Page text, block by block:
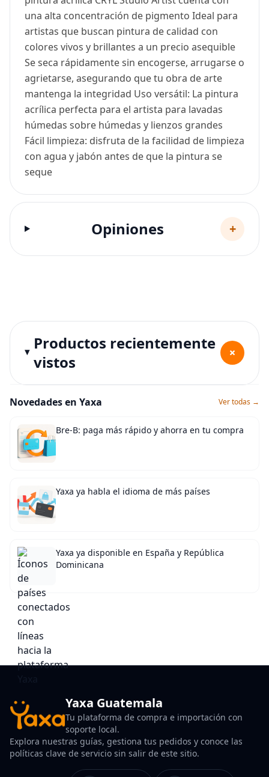
una alta concentración de pigmento Ideal para
artistas que buscan pintura de calidad con
colores vivos y brillantes a un precio asequible
Se seca rápidamente sin encogerse, arrugarse o
agrietarse, asegurando que tu obra de arte
mantenga la integridad Uso versátil: La pintura
acrílica perfecta para el artista para lavadas
húmedas sobre húmedas y lienzos grandes
Fácil limpieza: disfruta de la facilidad de limpieza
con agua y jabón antes de que la pintura se
seque
Opiniones +
Productos recientemente
vistos
+
Novedades en Yaxa Ver todas →
Bre-B: paga más rápido y ahorra en tu compra
Yaxa ya habla el idioma de más países
Yaxa ya disponible en España y República
Dominicana
Yaxa Guatemala
Tu plataforma de compra e importación con
soporte local.
Explora nuestras guías, gestiona tus pedidos y conoce las
políticas clave de servicio sin salir de este sitio.